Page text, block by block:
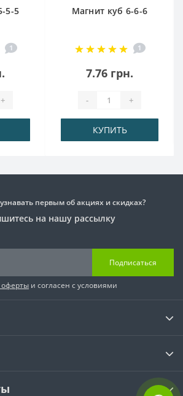
5-5
1
+
Магнит куб 6-6-6
1
7.76 грн.
- +
КУПИТЬ
первым об акциях и скидках?
на нашу рассылку
Подписаться
оферты и согласен с условиями